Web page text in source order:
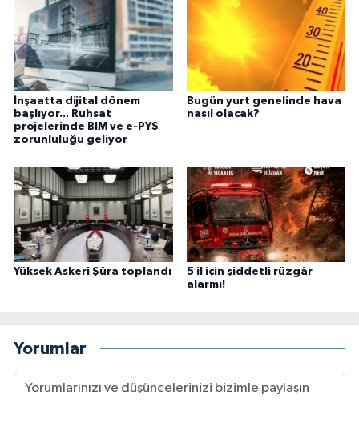
İnşaatta dijital dönem
başlıyor... Ruhsat
projelerinde BIM ve e-PYS
zorunluluğu geliyor
Bugün yurt genelinde hava
nasıl olacak?
Yüksek Askerî Şûra toplandı
5 il için şiddetli rüzgâr
alarmı!
Yorumlar